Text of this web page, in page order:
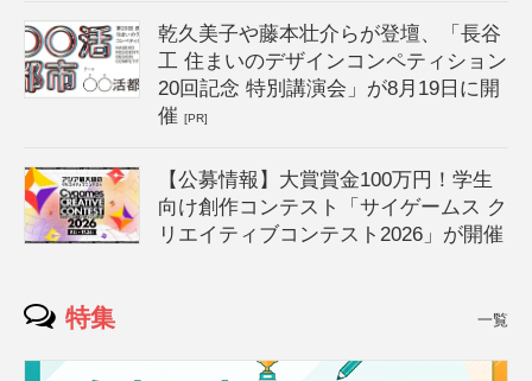
乾久美子や藤本壮介らが登壇、「長谷
工 住まいのデザインコンペティション
20回記念 特別講演会」が8月19日に開
催[PR]
【公募情報】大賞賞金100万円！学生
向け創作コンテスト「サイゲームス ク
リエイティブコンテスト2026」が開催
特集 一覧